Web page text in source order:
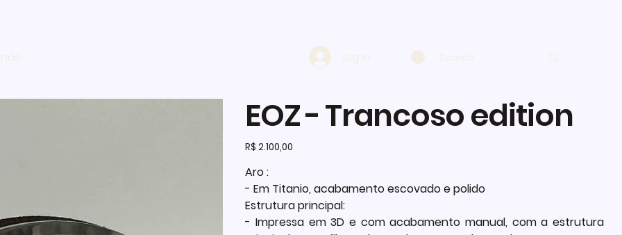
log in
EOZ - Trancoso edition
Preço
R$ 2.100,00
Aro :
- Em Titanio, acabamento escovado e polido
Estrutura principal:
- Impressa em 3D e com acabamento manual, com a estrutura